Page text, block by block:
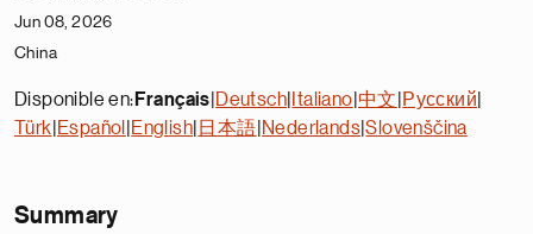
Jun 08, 2026
China
Disponible en: Français Deutsch Italiano |中文 Русский
Türk Español English 日本語 Nederlands |Slovenščina
Summary